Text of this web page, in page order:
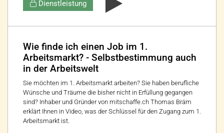
Dienstleistung
Wie finde ich einen Job im 1.
Arbeitsmarkt? - Selbstbestimmung auch
in der Arbeitswelt
Sie möchten im 1. Arbeitsmarkt arbeiten? Sie haben berufliche
Wünsche und Träume die bisher nicht in Erfüllung gegangen
sind? Inhaber und Gründer von mitschaffe.ch Thomas Bräm
erklärt Ihnen in Video, was der Schlüssel für den Zugang zum 1.
Arbeitsmarkt ist.